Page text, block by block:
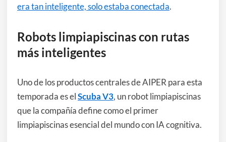
era tan inteligente, solo estaba conectada.
Robots limpiapiscinas con rutas
más inteligentes
Uno de los productos centrales de AIPER para esta
temporada es elScuba V3, un robot limpiapiscinas
que la compañía define como el primer
limpiapiscinas esencial del mundo con IA cognitiva.